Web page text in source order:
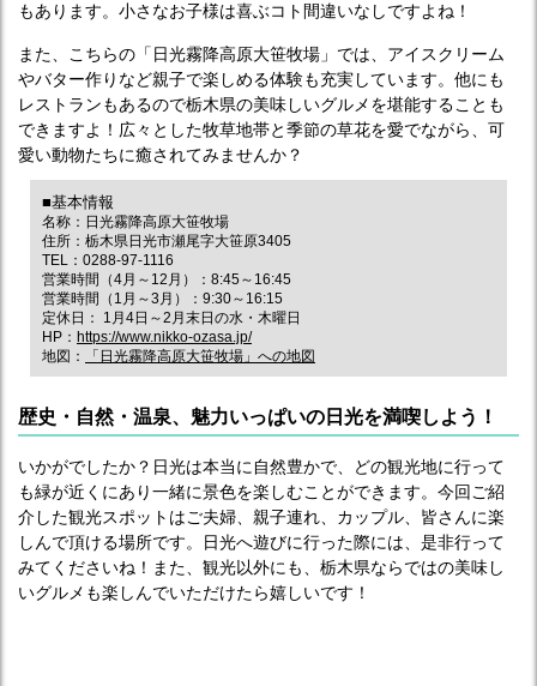
もあります。小さなお子様は喜ぶコト間違いなしですよね！
また、こちらの「日光霧降高原大笹牧場」では、アイスクリーム
やバター作りなど親子で楽しめる体験も充実しています。他にも
レストランもあるので栃木県の美味しいグルメを堪能することも
できますよ！広々とした牧草地帯と季節の草花を愛でながら、可
愛い動物たちに癒されてみませんか？
■基本情報
名称：日光霧降高原大笹牧場
住所：栃木県日光市瀬尾字大笹原3405
TEL：0288-97-1116
営業時間（4月～12月）：8:45～16:45
営業時間（1月～3月）：9:30～16:15
定休日： 1月4日～2月末日の水・木曜日
HP： https://www.nikko-ozasa.jp/
地図：
「日光霧降高原大笹牧場」への地図
歴史・自然・温泉、魅力いっぱいの日光を満喫しよう！
いかがでしたか？日光は本当に自然豊かで、どの観光地に行って
も緑が近くにあり一緒に景色を楽しむことができます。今回ご紹
介した観光スポットはご夫婦、親子連れ、カップル、皆さんに楽
しんで頂ける場所です。日光へ遊びに行った際には、是非行って
みてくださいね！また、観光以外にも、栃木県ならではの美味し
いグルメも楽しんでいただけたら嬉しいです！